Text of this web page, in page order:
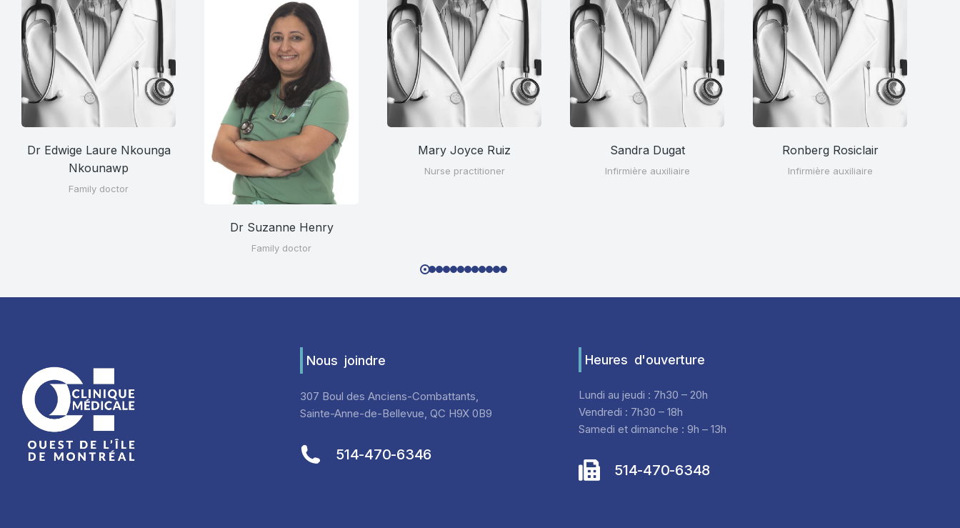
Dr Edwige Laure Nkounga
Nkounawp
Family doctor
Dr Suzanne Henry
Family doctor
Mary Joyce Ruiz
Nurse practitioner
Sandra Dugat
Infirmière auxiliaire
Ronberg Rosiclair
Infirmière auxiliaire
Nous joindre
307 Boul des Anciens-Combattants,
Sainte-Anne-de-Bellevue, QC H9X 0B9
514-470-6346
Heures d'ouverture
Lundi au jeudi : 7h30 – 20h
Vendredi : 7h30 – 18h
Samedi et dimanche : 9h – 13h
514-470-6348